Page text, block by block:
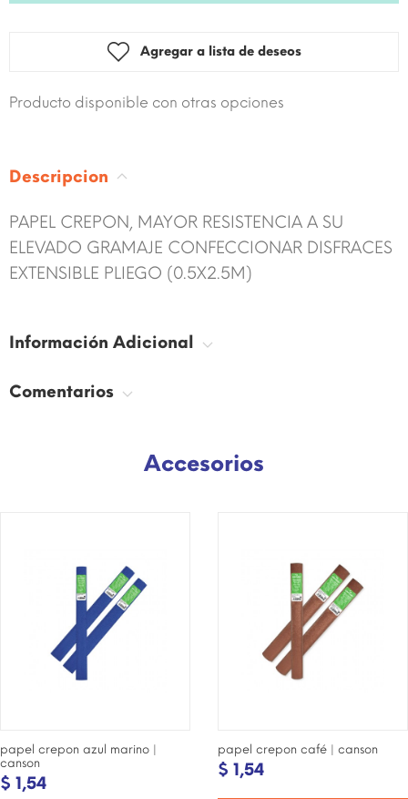
Agregar a lista de deseos
Producto disponible con otras opciones
Descripcion
PAPEL CREPON, MAYOR RESISTENCIA A SU
ELEVADO GRAMAJE CONFECCIONAR DISFRACES
EXTENSIBLE PLIEGO (0.5X2.5M)
Información Adicional
Comentarios
Accesorios
papel crepon azul marino |
canson
$ 1,54
papel crepon café | canson
$ 1,54